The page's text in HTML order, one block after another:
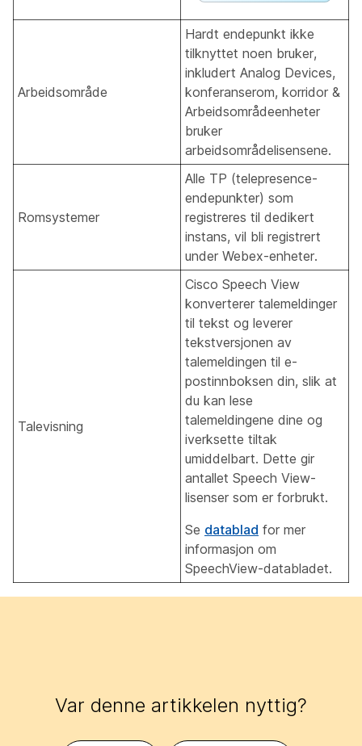
Arbeidsområde
Hardt endepunkt ikke
tilknyttet noen bruker,
inkludert Analog Devices,
konferanserom, korridor &
Arbeidsområdeenheter
bruker
arbeidsområdelisensene.
Romsystemer
Alle TP (telepresence-
endepunkter) som
registreres til dedikert
instans, vil bli registrert
under Webex-enheter.
Talevisning
Cisco Speech View
konverterer talemeldinger
til tekst og leverer
tekstversjonen av
talemeldingen til e-
postinnboksen din, slik at
du kan lese
talemeldingene dine og
iverksette tiltak
umiddelbart. Dette gir
antallet Speech View-
lisenser som er forbrukt.
Se datablad for mer
informasjon om
SpeechView-databladet.
Var denne artikkelen nyttig?